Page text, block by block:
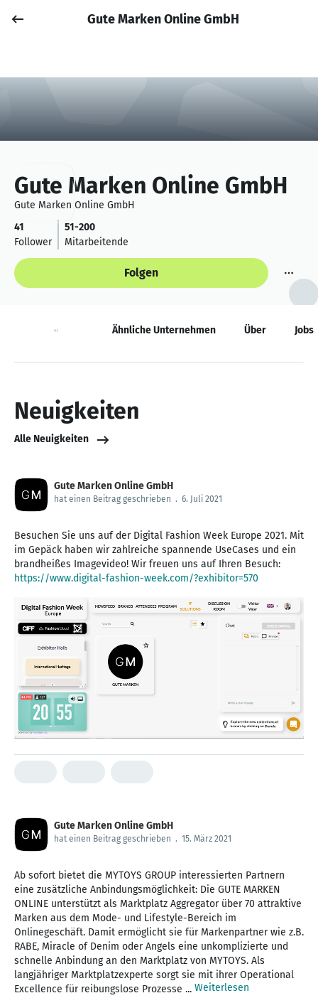
Anmelden
Gute Marken Online GmbH
Gute Marken Online GmbH
Gute Marken Online GmbH
41
Follower
51-200
Mitarbeitende
Folgen
Neuigkeiten Ähnliche Unternehmen Über Jobs
Neuigkeiten
Alle Neuigkeiten
Gute Marken Online GmbH
hat einen Beitrag geschrieben . 6. Juli 2021
Besuchen Sie uns auf der Digital Fashion Week Europe 2021. Mit
im Gepäck haben wir zahlreiche spannende UseCases und ein
brandheißes Imagevideo! Wir freuen uns auf Ihren Besuch:
https://www.digital-fashion-week.com/?exhibitor=570
Gute Marken Online GmbH
hat einen Beitrag geschrieben . 15. März 2021
Ab sofort bietet die MYTOYS GROUP interessierten Partnern
eine zusätzliche Anbindungsmöglichkeit: Die GUTE MARKEN
ONLINE unterstützt als Marktplatz Aggregator über 70 attraktive
Marken aus dem Mode- und Lifestyle-Bereich im
Onlinegeschäft. Damit ermöglicht sie für Markenpartner wie z.B.
RABE, Miracle of Denim oder Angels eine unkomplizierte und
schnelle Anbindung an den Marktplatz von MYTOYS. Als
langjähriger Marktplatzexperte sorgt sie mit ihrer Operational
Excellence für reibungslose Prozesse ... Weiterlesen